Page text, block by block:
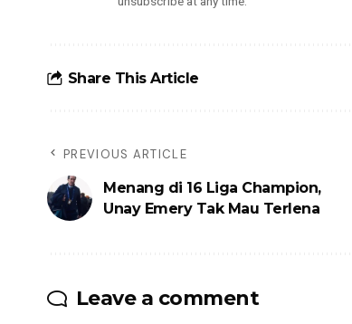
Share This Article
PREVIOUS ARTICLE
Menang di 16 Liga Champion,
Unay Emery Tak Mau Terlena
Leave a comment